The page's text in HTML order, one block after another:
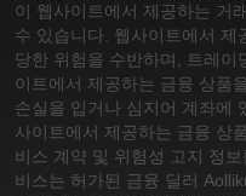
이 웹사이트에서 제공하는 거
수 있습니다. 웹사이트에서
당한 위험을 수반하며, 트레
이트에서 제공하는 금융 상품
손실을 입거나 심지어 계좌에
사이트에서 제공하는 금융 상
비스 계약 및 위험성 고지 정보
비스는 허가된 금융 딜러